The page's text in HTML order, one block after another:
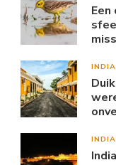
INDIA
INDIA